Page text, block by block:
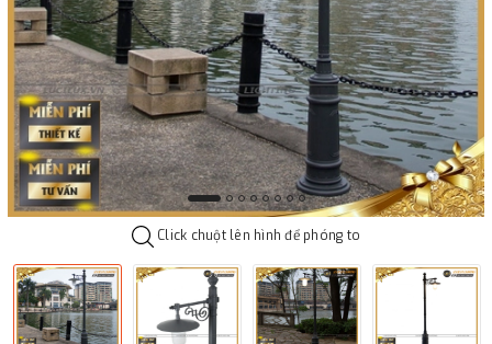
Click chuột lên hình để phóng to